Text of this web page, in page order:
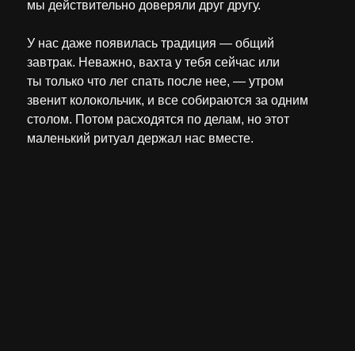
мы действительно доверяли друг другу.
У нас даже появилась традиция — общий
завтрак. Неважно, вахта у тебя сейчас или
ты только что лег спать после нее, — утром
звенит колокольчик, и все собираются за одним
столом. Потом расходятся по делам, но этот
маленький ритуал держал нас вместе.